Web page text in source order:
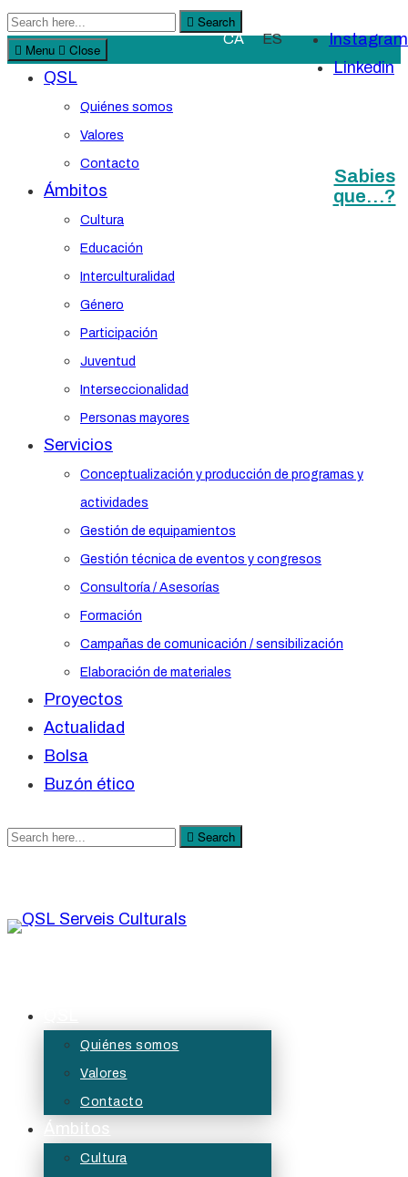
Search
for:
Search
Menu
Close
QSL
Quiénes somos
Valores
Contacto
Ámbitos
Cultura
Educación
Interculturalidad
Género
Participación
Juventud
Interseccionalidad
Personas mayores
Servicios
Conceptualización y producción de programas y
actividades
Gestión de equipamientos
Gestión técnica de eventos y congresos
Consultoría / Asesorías
Formación
Campañas de comunicación / sensibilización
Elaboración de materiales
Proyectos
Actualidad
Bolsa
Buzón ético
Search
Search
CA ES
Instagram
Linkedin
Sabies
que…?
projectes de servei públic des de les àrees de
la cultura, l’educació, la participació i les diversitats.
Quiénes somos
Valores
Contacto
Ámbitos
Cultura